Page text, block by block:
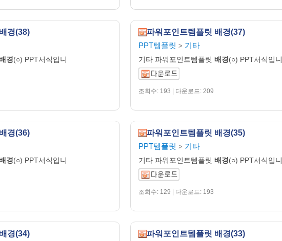
경(38)
경(○) PPT서식입니
파워포인트템플릿 배경(37)
PPT템플릿 > 기타
기타 파워포인트템플릿 배경(○) PPT서식입니
조회수: 193 | 다운로드: 209
경(36)
경(○) PPT서식입니
파워포인트템플릿 배경(35)
PPT템플릿 > 기타
기타 파워포인트템플릿 배경(○) PPT서식입니
조회수: 129 | 다운로드: 193
경(34)
파워포인트템플릿 배경(33)